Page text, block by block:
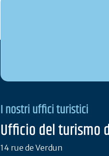
I nostri uffici turistici
Ufficio del turismo
14 rue de Verdun